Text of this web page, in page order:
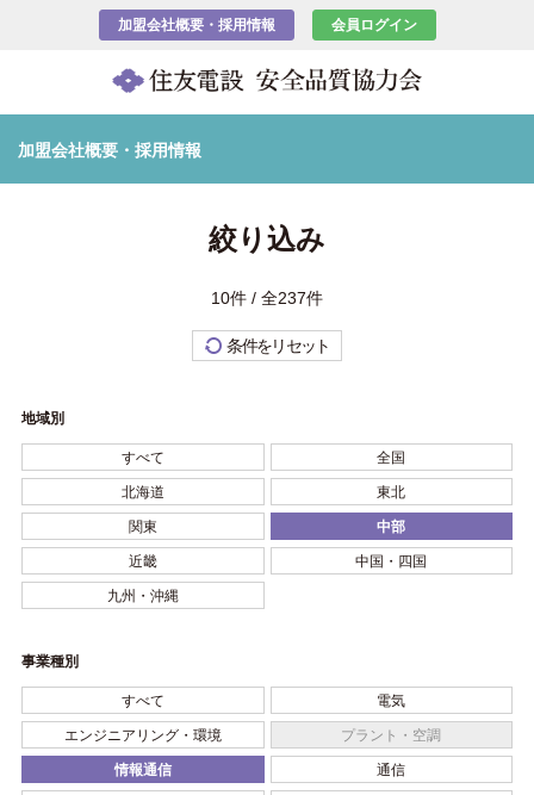
加盟会社概要・採用情報 会員ログイン
加盟会社概要・採用情報
絞り込み
10件 / 全237件
条件をリセット
地域別
すべて 全国
北海道 東北
関東 中部
近畿 中国・四国
九州・沖縄
事業種別
すべて 電気
エンジニアリング・環境 プラント・空調
情報通信 通信